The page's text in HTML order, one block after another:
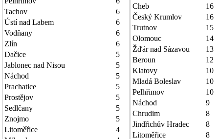
Tachov
6
Ústí nad Labem
6
Vodňany
6
Zlín
6
Dačice
5
Jablonec nad Nisou
5
Náchod
5
Prachatice
5
Prostějov
5
Sedlčany
5
Znojmo
5
Litoměřice
4
Cheb
16
Český Krumlov
16
Trutnov
15
Olomouc
14
Žďár nad Sázavou
13
Beroun
12
Klatovy
10
Mladá Boleslav
10
Pelhřimov
10
Náchod
9
Chrudim
8
Jindřichův Hradec
8
Litoměřice
8